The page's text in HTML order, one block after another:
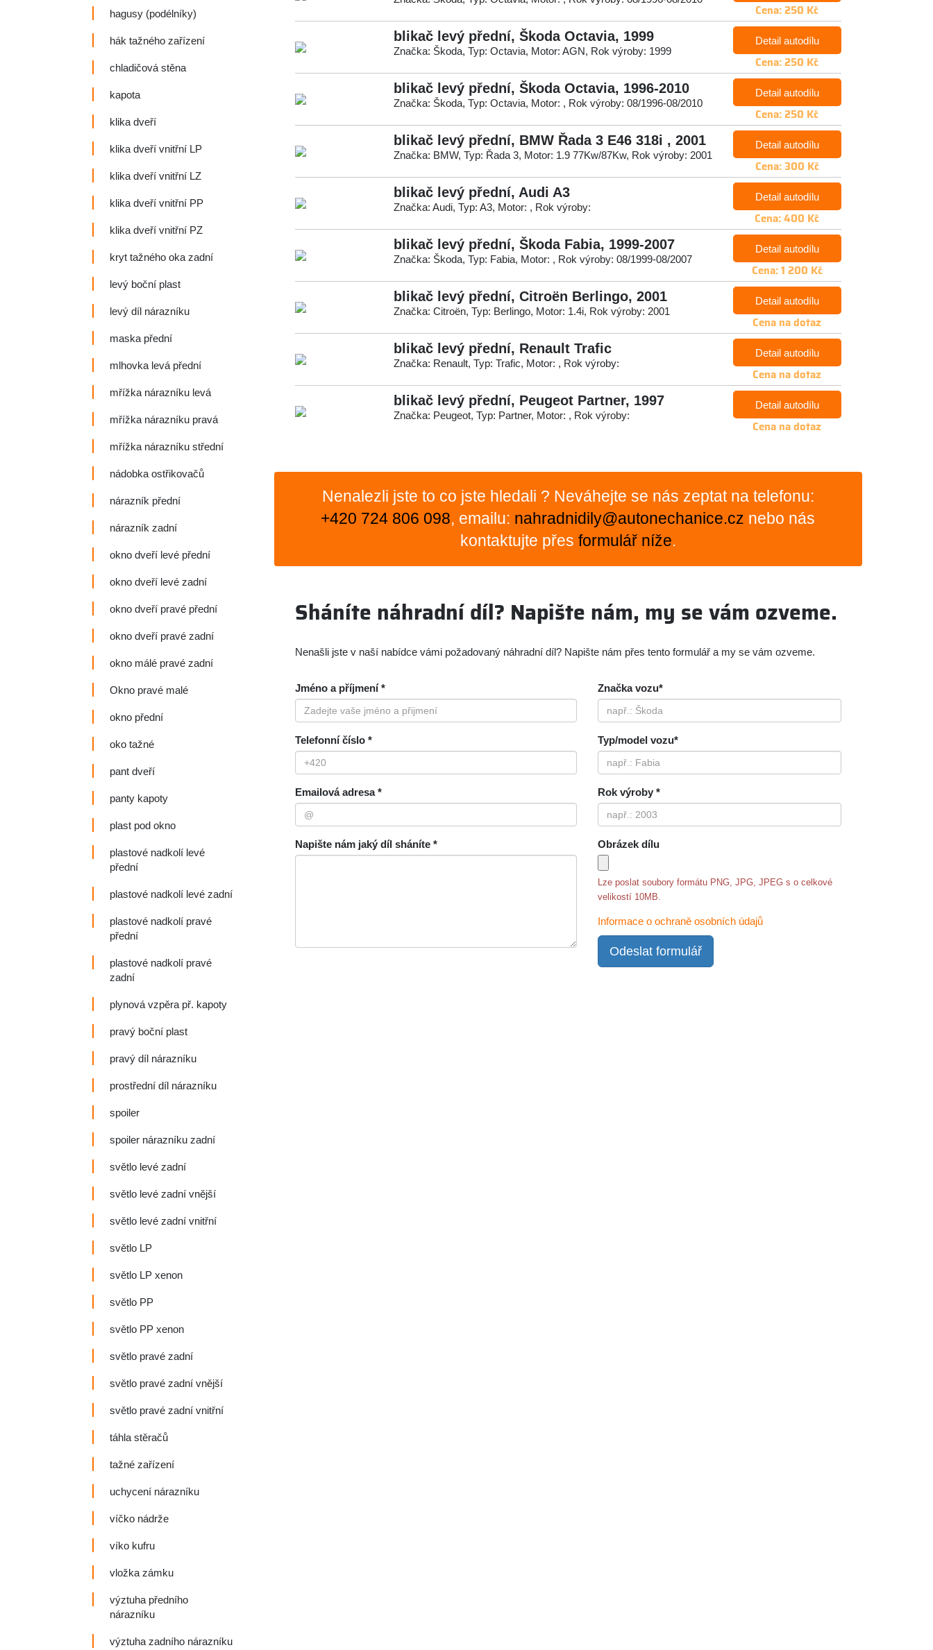
hagusy (podélníky)
hák tažného zařízení
chladičová stěna
kapota
klika dveří
klika dveří vnitřní LP
klika dveří vnitřní LZ
klika dveří vnitřní PP
klika dveří vnitřní PZ
kryt tažného oka zadní
levý boční plast
levý díl nárazníku
maska přední
mlhovka levá přední
mřížka nárazníku levá
mřížka nárazníku pravá
mřížka nárazníku střední
nádobka ostřikovačů
nárazník přední
nárazník zadní
okno dveří levé přední
okno dveří levé zadní
okno dveří pravé přední
okno dveří pravé zadní
okno málé pravé zadní
Okno pravé malé
okno přední
oko tažné
pant dveří
panty kapoty
plast pod okno
plastové nadkolí levé
přední
plastové nadkolí levé zadní
plastové nadkolí pravé
přední
plastové nadkolí pravé
zadní
plynová vzpěra př. kapoty
pravý boční plast
pravý díl nárazníku
prostřední díl nárazníku
spoiler
spoiler nárazníku zadní
světlo levé zadní
světlo levé zadní vnější
světlo levé zadní vnitřní
světlo LP
světlo LP xenon
světlo PP
světlo PP xenon
světlo pravé zadní
světlo pravé zadní vnější
světlo pravé zadní vnitřní
táhla stěračů
tažné zařízení
uchycení nárazníku
víčko nádrže
víko kufru
vložka zámku
výztuha předního
nárazníku
výztuha zadního nárazníku
Cena: 250 Kč
blikač levý přední, Škoda Octavia, 1999
Značka: Škoda, Typ: Octavia, Motor: AGN, Rok výroby: 1999
Detail autodílu
Cena: 250 Kč
blikač levý přední, Škoda Octavia, 1996-2010
Značka: Škoda, Typ: Octavia, Motor: , Rok výroby: 08/1996-08/2010
Detail autodílu
Cena: 250 Kč
blikač levý přední, BMW Řada 3 E46 318i , 2001
Značka: BMW, Typ: Řada 3, Motor: 1.9 77Kw/87Kw, Rok výroby: 2001
Detail autodílu
Cena: 300 Kč
blikač levý přední, Audi A3
Značka: Audi, Typ: A3, Motor: , Rok výroby:
Detail autodílu
Cena: 400 Kč
blikač levý přední, Škoda Fabia, 1999-2007
Značka: Škoda, Typ: Fabia, Motor: , Rok výroby: 08/1999-08/2007
Detail autodílu
Cena: 1 200 Kč
blikač levý přední, Citroën Berlingo, 2001
Značka: Citroën, Typ: Berlingo, Motor: 1.4i, Rok výroby: 2001
Detail autodílu
Cena na dotaz
blikač levý přední, Renault Trafic
Značka: Renault, Typ: Trafic, Motor: , Rok výroby:
Detail autodílu
Cena na dotaz
blikač levý přední, Peugeot Partner, 1997
Značka: Peugeot, Typ: Partner, Motor: , Rok výroby:
Detail autodílu
Cena na dotaz
Nenalezli jste to co jste hledali ? Neváhejte se nás zeptat na telefonu:
+420 724 806 098, emailu: nahradnidily@autonechanice.cz nebo nás
kontaktujte přes formulář níže.
Sháníte náhradní díl? Napište nám, my se vám ozveme.
Nenašli jste v naší nabídce vámi požadovaný náhradní díl? Napište nám přes tento formulář a my se vám ozveme.
Jméno a příjmení *
Telefonní číslo *
Emailová adresa *
Napište nám jaký díl sháníte *
Značka vozu*
Typ/model vozu*
Rok výroby *
Obrázek dílu
Lze poslat soubory formátu PNG, JPG, JPEG s o celkové
velikostí 10MB.
Informace o ochraně osobních údajů
Odeslat formulář